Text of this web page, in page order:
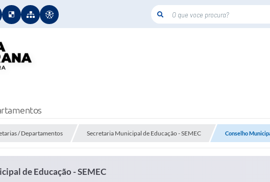
O que voce procura?
/ Departamentos Secretaria Municipal de Educação - SEMEC Conselho
de Educação - SEMEC